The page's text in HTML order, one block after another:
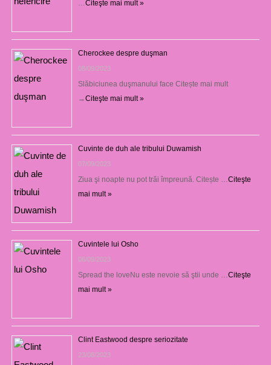
Citeşte mai mult »
Cherockee despre duşman
08/09/2023
Slăbiciunea duşmanului face Citește mai mult
→Citeşte mai mult »
Cuvinte de duh ale tribului Duwamish
07/09/2023
Ziua şi noapte nu pot trăi împreună. Citește … Citeşte
mai mult »
Cuvintele lui Osho
06/09/2023
Spread the loveNu este nevoie să ştii unde … Citeşte
mai mult »
Clint Eastwood despre seriozitate
23/08/2023